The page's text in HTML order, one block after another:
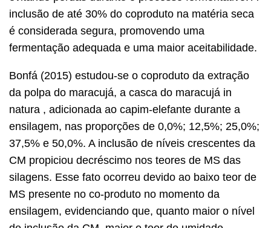
inclusão de até 30% do coproduto na matéria seca
é considerada segura, promovendo uma
fermentação adequada e uma maior aceitabilidade.
Bonfá (2015) estudou-se o coproduto da extração
da polpa do maracujá, a casca do maracujá in
natura , adicionada ao capim-elefante durante a
ensilagem, nas proporções de 0,0%; 12,5%; 25,0%;
37,5% e 50,0%. A inclusão de níveis crescentes da
CM propiciou decréscimo nos teores de MS das
silagens. Esse fato ocorreu devido ao baixo teor de
MS presente no co-produto no momento da
ensilagem, evidenciando que, quanto maior o nível